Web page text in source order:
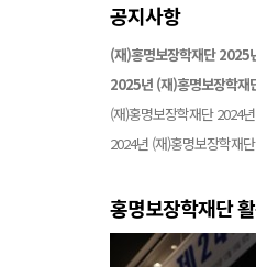
공지사항
(재)홍명보장학재단
2025년 (재)홍명보장학
(재)홍명보장학재단 2024
2024년 (재)홍명보장학재
홍명보장학재단